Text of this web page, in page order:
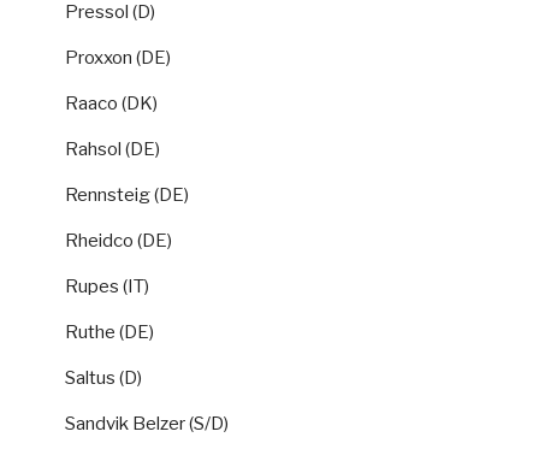
Pressol (D)
Proxxon (DE)
Raaco (DK)
Rahsol (DE)
Rennsteig (DE)
Rheidco (DE)
Rupes (IT)
Ruthe (DE)
Saltus (D)
Sandvik Belzer (S/D)